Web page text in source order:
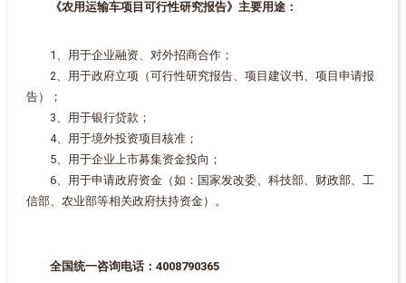
《农用运输车项目可行性研究报告》主要用途：
1、用于企业融资、对外招商合作；
2、用于政府立项（可行性研究报告、项目建议书、项目申请报
告）；
3、用于银行贷款；
4、用于境外投资项目核准；
5、用于企业上市募集资金投向；
6、用于申请政府资金（如：国家发改委、科技部、财政部、工
信部、农业部等相关政府扶持资金）。
全国统一咨询电话：4008790365